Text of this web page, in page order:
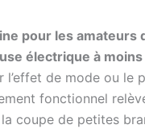
pour les amateurs
électrique à
l’effet de mode ou le
fonctionnel
coupe de petites